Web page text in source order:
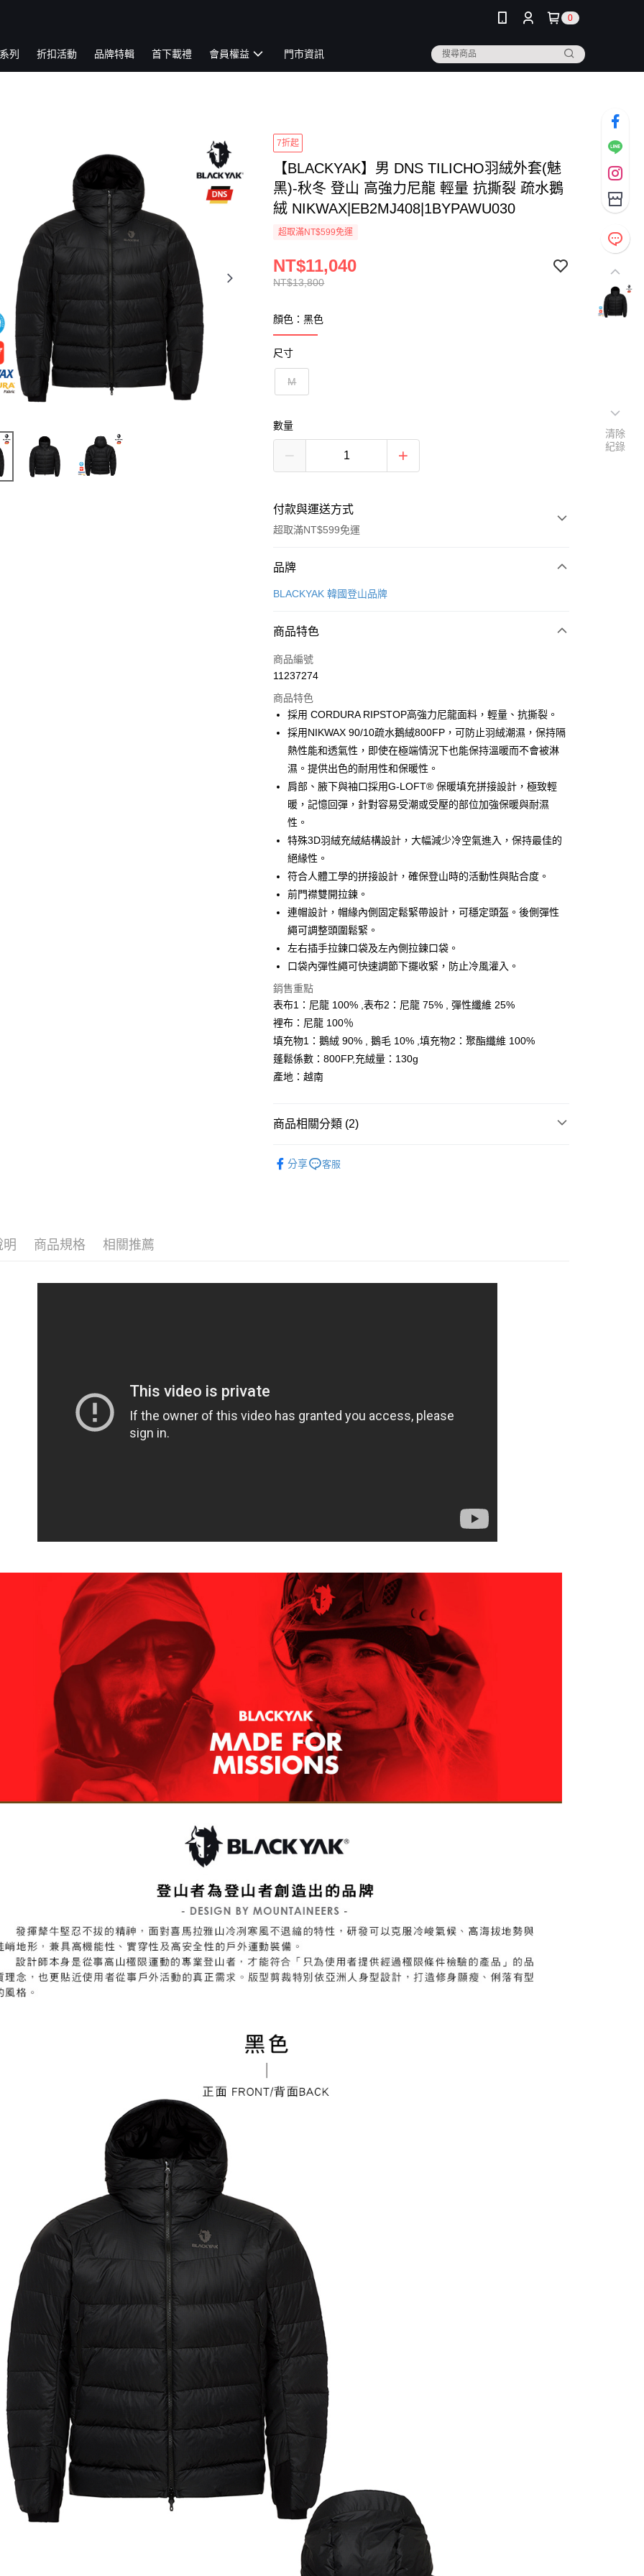
0
列 折扣活動 品牌特輯 首下載禮 會員權益 門市資訊
7折起
【BLACKYAK】男 DNS TILICHO羽絨外套(魅
黑)-秋冬 登山 高強力尼龍 輕量 抗撕裂 疏水鵝
絨 NIKWAX|EB2MJ408|1BYPAWU030
超取滿NT$599免運
NT$13,800
NT$11,040
顏色：黑色
尺寸
M
數量
付款與運送方式
超取滿NT$599免運
付款方式
信用卡一次付款
Apple Pay
街口支付
悠遊付
Google Pay
全盈+PAY
AFTEE先享後付
相關說明
【關於「AFTEE先享後付」】
便利好安心！
１．簡單：不需註冊會員、不需綁卡、不需儲值。
２．便利：只要手機號碼，簡訊認證，即可結帳。
３．安心：先確認商品／服務後，再付款。
【「AFTEE先享後付」結帳流程】
付」結帳頁面，進行簡訊認證並確認金額後，即可完成結帳。
２．訂單成立數日內，您將收到繳費通知簡訊。
／ATM／網路銀行／等多元方式進行付款，方視為交易完成。
※ 請注意：結帳手續完成當下不需立刻繳費，但若您需要取消訂單，請聯
絡購買商品的店家。未經商家同意取消之訂單仍視為有效，需透過AFTEE
先享後付繳納相關費用。
※ 交易是否成功請以「AFTEE先享後付 」之結帳頁面顯示為準，若有關於
是否繳費成功／繳費後需取消欲退款等相關疑問，請聯繫「AFTEE先享後
付客戶支援中心」
交易，需依本服務之必要範圍內提供個人資料，並將交易相關給付款項請
https://aftee.tw/terms/#terms3
３．未成年的使用者請事先徵得法定代理人或監護人之同意方可使用
ATM付款
運送方式
全家取貨付款
付款後全家取貨
每筆NT$60，滿NT$599(含以上)免運費
萊爾富取貨付款
付款後萊爾富取貨
每筆NT$60，滿NT$799(含以上)免運費
每筆NT$60，滿NT$799(含以上)免運費
每筆NT$60，滿NT$799(含以上)免運費
品牌
BLACKYAK 韓國登山品牌
商品特色
商品編號
11237274
商品特色
採用 CORDURA RIPSTOP高強力尼龍面料，輕量、抗撕裂。
採用NIKWAX 90/10疏水鵝絨800FP，可防止羽絨潮濕，保持隔
熱性能和透氣性，即使在極端情況下也能保持溫暖而不會被淋
濕。提供出色的耐用性和保暖性。
肩部、腋下與袖口採用G-LOFT® 保暖填充拼接設計，極致輕
暖，記憶回彈，針對容易受潮或受壓的部位加強保暖與耐濕
性。
特殊3D羽絨充絨結構設計，大幅減少冷空氣進入，保持最佳的
絕緣性。
符合人體工學的拼接設計，確保登山時的活動性與貼合度。
前門襟雙開拉鍊。
連帽設計，帽緣內側固定鬆緊帶設計，可穩定頭盔。後側彈性
繩可調整頭圍鬆緊。
左右插手拉鍊口袋及左內側拉鍊口袋。
口袋內彈性繩可快速調節下擺收緊，防止冷風灌入。
銷售重點
表布1：尼龍 100% ,表布2：尼龍 75% , 彈性纖維 25%
裡布：尼龍 100％
填充物1：鵝絨 90% , 鵝毛 10% ,填充物2：聚酯纖維 100%
蓬鬆係數：800FP,充絨量：130g
產地：越南
商品相關分類 (2)
分享 客服
明 商品規格 相關推薦
清除
紀錄